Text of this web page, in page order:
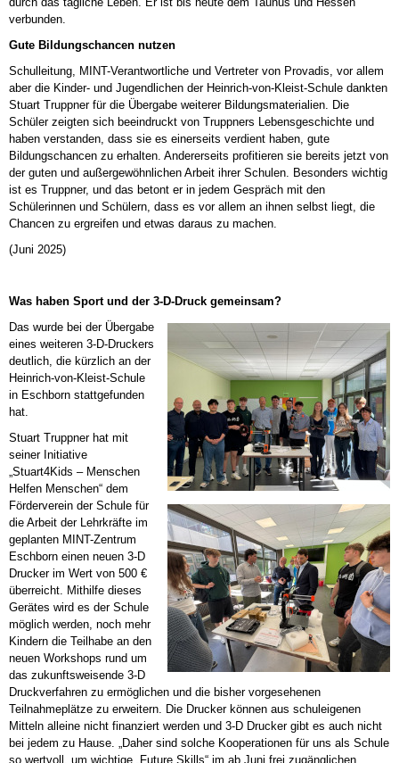
verbunden.
Gute Bildungschancen nutzen
Schulleitung, MINT-Verantwortliche und Vertreter von Provadis, vor allem
aber die Kinder- und Jugendlichen der Heinrich-von-Kleist-Schule dankten
Stuart Truppner für die Übergabe weiterer Bildungsmaterialien. Die
Schüler zeigten sich beeindruckt von Truppners Lebensgeschichte und
haben verstanden, dass sie es einerseits verdient haben, gute
Bildungschancen zu erhalten. Andererseits profitieren sie bereits jetzt von
der guten und außergewöhnlichen Arbeit ihrer Schulen. Besonders wichtig
ist es Truppner, und das betont er in jedem Gespräch mit den
Schülerinnen und Schülern, dass es vor allem an ihnen selbst liegt, die
Chancen zu ergreifen und etwas daraus zu machen.
(Juni 2025)
Was haben Sport und der 3-D-Druck gemeinsam?
Das wurde bei der Übergabe
eines weiteren 3-D-Druckers
deutlich, die kürzlich an der
Heinrich-von-Kleist-Schule
in Eschborn stattgefunden
hat.
Stuart Truppner hat mit
seiner Initiative
„Stuart4Kids – Menschen
Helfen Menschen“ dem
Förderverein der Schule für
die Arbeit der Lehrkräfte im
geplanten MINT-Zentrum
Eschborn einen neuen 3-D
Drucker im Wert von 500 €
überreicht. Mithilfe dieses
Gerätes wird es der Schule
möglich werden, noch mehr
Kindern die Teilhabe an den
neuen Workshops rund um
das zukunftsweisende 3-D
Druckverfahren zu ermöglichen und die bisher vorgesehenen
Teilnahmeplätze zu erweitern. Die Drucker können aus schuleigenen
Mitteln alleine nicht finanziert werden und 3-D Drucker gibt es auch nicht
bei jedem zu Hause. „Daher sind solche Kooperationen für uns als Schule
so wertvoll, um wichtige „Future Skills“ im ab Juni frei zugänglichen